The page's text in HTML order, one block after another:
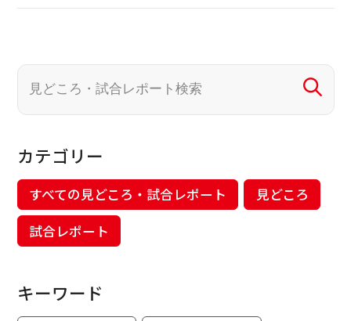
カテゴリー
すべての見どころ・試合レポート
見どころ
試合レポート
キーワード